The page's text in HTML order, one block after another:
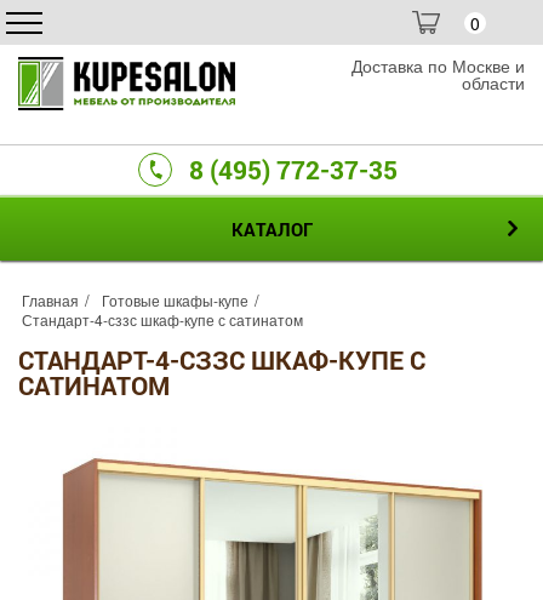
0
Доставка по Москве и
области
8 (495) 772-37-35
КАТАЛОГ
Главная
Готовые шкафы-купе
Стандарт-4-сззс шкаф-купе с сатинатом
СТАНДАРТ-4-СЗЗС ШКАФ-КУПЕ С
САТИНАТОМ